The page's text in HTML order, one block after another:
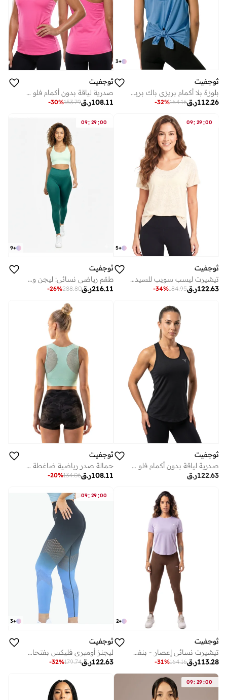
+
3
ثوجفيت
بلوزة بلا أكمام بريزي باك برباط خلفي - أزرق
ر.ق112.26
164.16
-32%
ثوجفيت
صدرية لياقة بدون أكمام فلو موشن
ر.ق108.11
153.79
-30%
09: 29:00
+
5
ثوجفيت
تيشيرت ليسب سويب للسيدات - أصفر
ر.ق122.63
184.95
-34%
09: 29:00
+
9
ثوجفيت
طقم رياضي نسائي: ليجن وسوتيان رياضي بظهر متقاطع، أخضر، مقاسات
ر.ق216.11
288.80
-26%
ثوجفيت
صدرية لياقة بدون أكمام فلو موشن
ر.ق122.63
ثوجفيت
حمالة صدر رياضية ضاغطة بليز كرايز - أخضر فاتح
ر.ق108.11
134.06
-20%
+
2
ثوجفيت
تيشيرت نسائي إعصار - بنفسجي
ر.ق113.28
164.16
-31%
09: 29:00
+
3
ثوجفيت
ليجنز أومبري فليكس بفتحات وتدرج لوني
ر.ق122.63
179.74
-32%
09: 29:00